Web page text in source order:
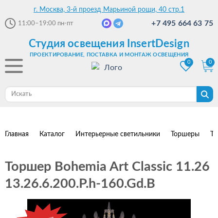
г. Москва, 3-й проезд Марьиной рощи, 40 стр.1
11:00–19:00 пн-пт +7 495 664 63 75
Студия освещения InsertDesign
ПРОЕКТИРОВАНИЕ, ПОСТАВКА И МОНТАЖ ОСВЕЩЕНИЯ
0
0
Главная Каталог Интерьерные светильники Торшеры
Торшер Bohemia Art Classic 11.26
13.26.6.200.P.h-160.Gd.B